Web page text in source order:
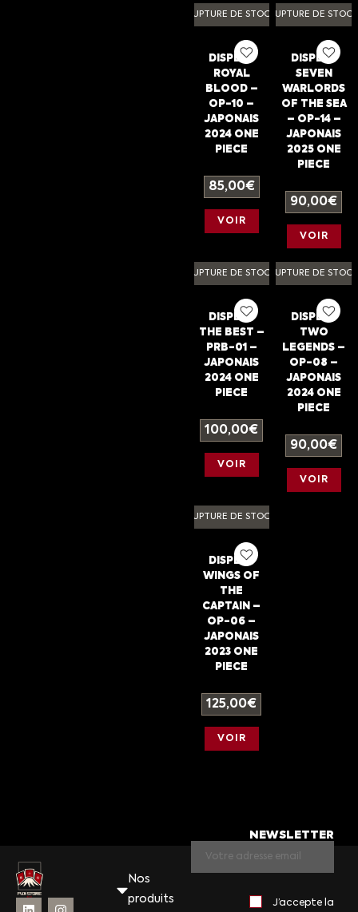
RUPTURE DE STOCK
DISPLAY
ROYAL
BLOOD –
OP-10 –
JAPONAIS
2024 ONE
PIECE
85,00€
VOIR
RUPTURE DE STOCK
DISPLAY
SEVEN
WARLORDS
OF THE SEA
– OP-14 –
JAPONAIS
2025 ONE
PIECE
90,00€
VOIR
RUPTURE DE STOCK
DISPLAY
THE BEST –
PRB-01 –
JAPONAIS
2024 ONE
PIECE
100,00€
VOIR
RUPTURE DE STOCK
DISPLAY
TWO
LEGENDS –
OP-08 –
JAPONAIS
2024 ONE
PIECE
90,00€
VOIR
RUPTURE DE STOCK
DISPLAY
WINGS OF
THE
CAPTAIN –
OP-06 –
JAPONAIS
2023 ONE
PIECE
125,00€
VOIR
Nos
produits
NEWSLETTER
J’accepte la